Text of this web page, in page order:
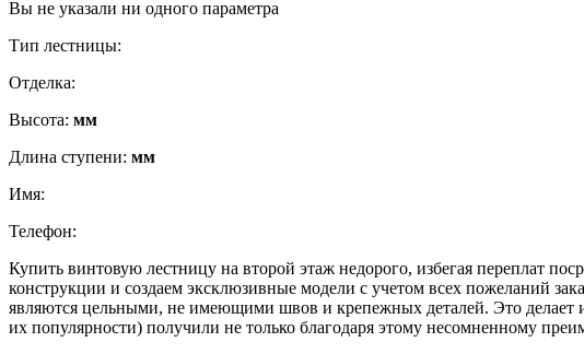
Вы не указали ни одного параметра
Тип лестницы:
Отделка:
Высота: мм
Длина ступени: мм
Имя:
Телефон:
Купить винтовую лестницу на второй этаж недорого, избегая переплат
конструкции и создаем эксклюзивные модели с учетом всех пожеланий
являются цельными, не имеющими швов и крепежных деталей. Это
их популярности) получили не только благодаря этому несомненному